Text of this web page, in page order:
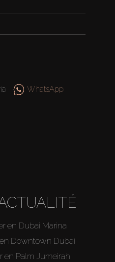
WhatsApp
en Dubai Marina
Downtown Dubai
en Palm Jumeirah